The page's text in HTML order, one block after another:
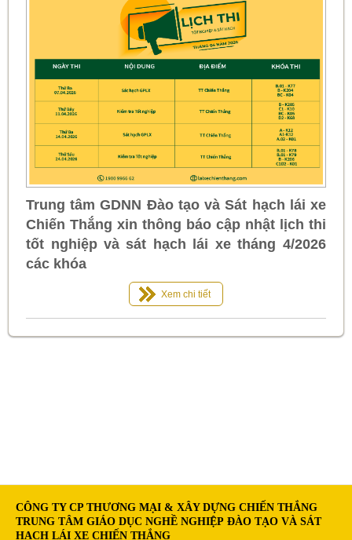
Trung tâm GDNN Đào tạo và Sát hạch lái xe
Chiến Thắng xin thông báo cập nhật lịch thi
tốt nghiệp và sát hạch lái xe tháng 4/2026
các khóa
Xem chi tiết
CÔNG TY CP THƯƠNG MẠI & XÂY DỰNG CHIẾN THẮNG
TRUNG TÂM GIÁO DỤC NGHỀ NGHIỆP ĐÀO TẠO VÀ SÁT
HẠCH LÁI XE CHIẾN THẮNG